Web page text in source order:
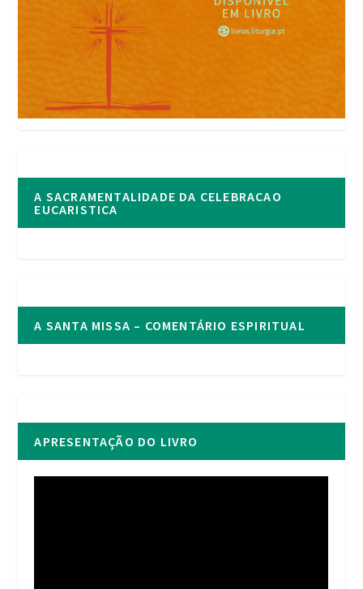
A SACRAMENTALIDADE DA CELEBRACAO
EUCARISTICA
A SANTA MISSA – COMENTÁRIO ESPIRITUAL
APRESENTAÇÃO DO LIVRO